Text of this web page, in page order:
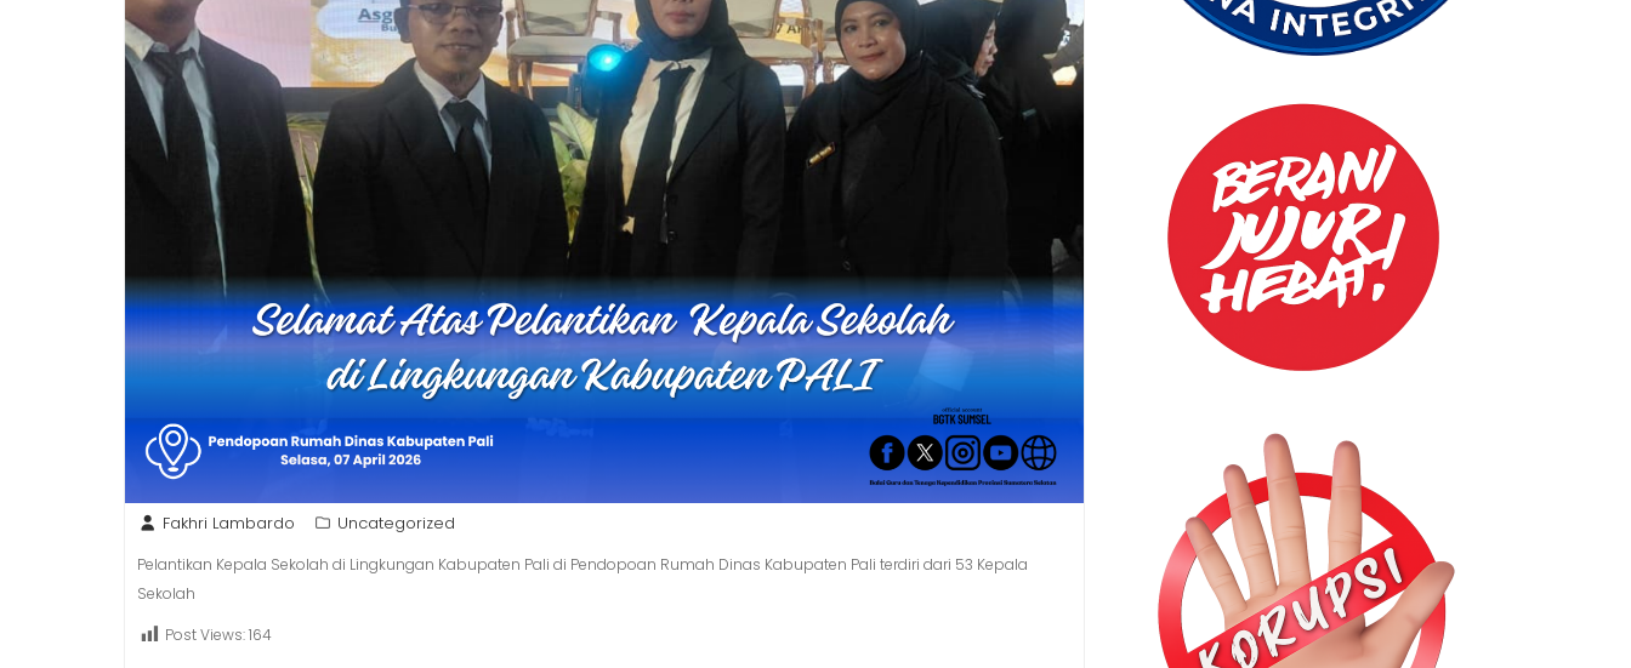
Fakhri Lambardo Uncategorized
Pelantikan Kepala Sekolah di Lingkungan Kabupaten Pali di Pendopoan Rumah Dinas Kabupaten Pali terdiri dari 53 Kepala
Sekolah
Post Views:164